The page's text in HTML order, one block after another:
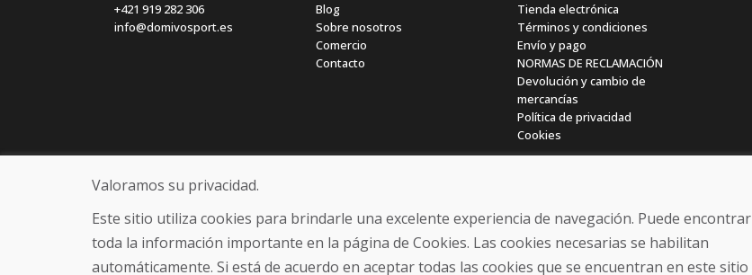
+421 919 282 306
info@domivosport.es
Blog
Sobre nosotros
Comercio
Contacto
Tienda electrónica
Términos y condiciones
Envío y pago
NORMAS DE RECLAMACIÓN
Devolución y cambio de
mercancías
Política de privacidad
Cookies
Valoramos su privacidad.
Este sitio utiliza cookies para brindarle una excelente experiencia de navegación. Puede encontrar
toda la información importante en la página de Cookies. Las cookies necesarias se habilitan
automáticamente. Si está de acuerdo en aceptar todas las cookies que se encuentran en este sitio